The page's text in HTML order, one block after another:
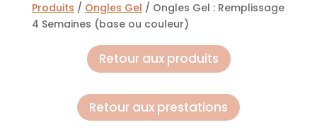
Produits / Ongles Gel / Ongles Gel : Remplissage
4 Semaines (base ou couleur)
Retour aux produits
Retour aux prestations